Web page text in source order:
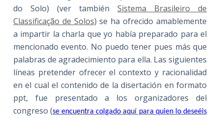
do Solo) (ver tambiénSistema Brasileiro de
Classificação de Solos) se ha ofrecido amablemente
a impartir la charla que yo había preparado para el
mencionado evento. No puedo tener pues más que
palabras de agradecimiento para ella. Las siguientes
líneas pretender ofrecer el contexto y racionalidad
en el cual el contenido de la disertación en formato
ppt, fue presentado a los organizadores del
congreso (se encuentra colgado aquí para quien lo deseéis